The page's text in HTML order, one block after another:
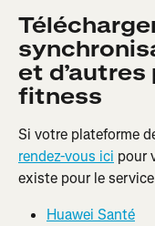
et
fitness
Si votre plateforme
rendez-vous ici pour
existe pour le
Huawei Santé